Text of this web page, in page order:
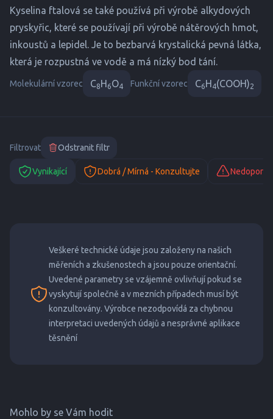
Kyselina ftalová se také používá při výrobě alkydových
pryskyřic, které se používají při výrobě nátěrových hmot,
inkoustů a lepidel. Je to bezbarvá krystalická pevná látka,
která je rozpustná ve vodě a má nízký bod tání.
Molekulární vzorec C8H6O4 Funkční vzorec C6H4(COOH)2
Filtrovat Odstranit filtr
Vynikající Dobrá / Mírná - Konzultujte
Veškeré technické údaje jsou založeny na našich
měřeních a zkušenostech a jsou pouze orientační.
Uvedené parametry se vzájemně ovlivňují pokud se
vyskytují společně a v mezních případech musí být
konzultovány. Výrobce nezodpovídá za chybnou
interpretaci uvedených údajů a nesprávné aplikace
těsnění
Mohlo by se Vám hodit